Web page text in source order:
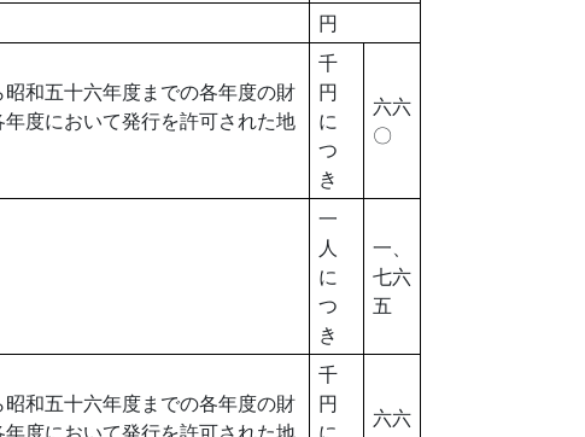
円
和五十六年度までの各年度の財
度において発行を許可された地
千
円
に
つ
き
六六
〇
一
人
に
つ
き
一、
七六
五
和五十六年度までの各年度の財
千
円
六六